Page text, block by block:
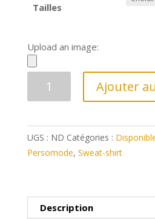
Tailles
Upload an image:
-
MEN'S
BASIC
&
NICHOLSON
Ajouter
UGS : ND Catégories :
Persomode, Sweat-shirt
Description